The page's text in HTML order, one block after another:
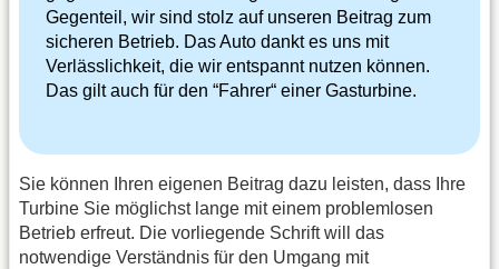
Gegenteil, wir sind stolz auf unseren Beitrag zum
sicheren Betrieb. Das Auto dankt es uns mit
Verlässlichkeit, die wir entspannt nutzen können.
Das gilt auch für den “Fahrer“ einer Gasturbine.
Sie können Ihren eigenen Beitrag dazu leisten, dass Ihre
Turbine Sie möglichst lange mit einem problemlosen
Betrieb erfreut. Die vorliegende Schrift will das
notwendige Verständnis für den Umgang mit